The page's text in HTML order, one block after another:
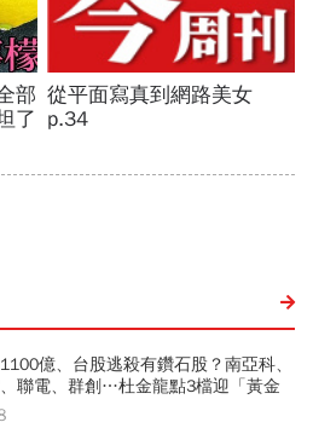
億、台股逃殺有鑽石股？南亞科、
聯電、群創…杜金龍點3檔迎「黃金